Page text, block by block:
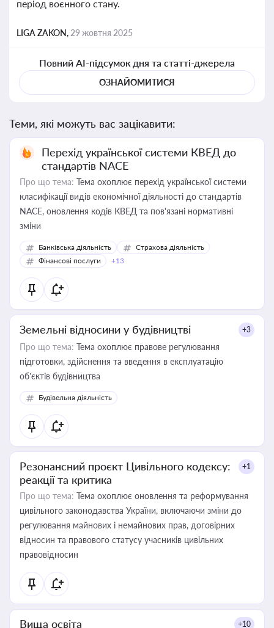
період воєнного стану.
LIGA ZAKON, 29 жовтня 2025
Повний AI-підсумок дня та статті-джерела
ОЗНАЙОМИТИСЯ
Теми, які можуть вас зацікавити:
Перехід української системи КВЕД до
стандартів NACE
Про що тема: Тема охоплює перехід української системи
класифікації видів економічної діяльності до стандартів
NACE, оновлення кодів КВЕД та пов'язані нормативні
зміни
Банківська діяльність
Страхова діяльність
Фінансові послуги
+13
Земельні відносини у будівництві +3
Про що тема: Тема охоплює правове регулювання
підготовки, здійснення та введення в експлуатацію
об’єктів будівництва
Будівельна діяльність
Резонансний проєкт Цивільного кодексу:
реакції та критика
+1
Про що тема: Тема охоплює оновлення та реформування
цивільного законодавства України, включаючи зміни до
регулювання майнових і немайнових прав, договірних
відносин та правового статусу учасників цивільних
правовідносин
Вища освіта +10